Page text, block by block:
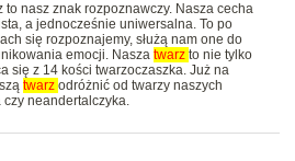
to nasz znak rozpoznawczy. Nasza cecha
a jednocześnie uniwersalna. To po
się rozpoznajemy, służą nam one do
emocji. Nasza twarz to nie tylko
się z 14 kości twarzoczaszka. Już na
twarz odróżnić od twarzy naszych
czy neandertalczyka.